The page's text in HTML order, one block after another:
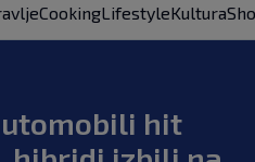
CookingLifestyleKultura
hit